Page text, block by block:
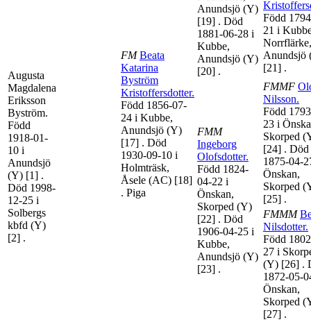
Augusta
Magdalena
Eriksson
Byström.
Född
1918-01-
10 i
Anundsjö
(Y) [1] .
Död 1998-
12-25 i
Solbergs
kbfd (Y)
[2] .
FMBeata
Katarina
Byström
Kristoffersdotter.
Född 1856-07-
24 i Kubbe,
Anundsjö (Y)
[17] . Död
1930-09-10 i
Holmträsk,
Åsele (AC) [18]
. Piga
Anundsjö (Y)
[19] . Död
1881-06-28 i
Kubbe,
Anundsjö (Y)
[20] .
Född
21 i
Norrflärke,
Anundsjö
[21] .
FMM
Ingeborg
Olofsdotter.
Född 1824-
04-22 i
Önskan,
Skorped (Y)
[22] . Död
1906-04-25 i
Kubbe,
Anundsjö (Y)
[23] .
FMMF
Nilsson.
Född
23 i
Skorped
[24] . Död
1875-04-
Önskan,
Skorped
[25] .
FMMM
Nilsdotter.
Född
27 i
(Y) [26] .
1872-05-
Önskan,
Skorped
[27] .